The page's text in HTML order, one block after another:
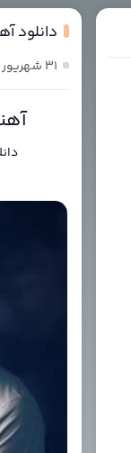
دانلود
۳۱ شهریور ۱۴۰۳